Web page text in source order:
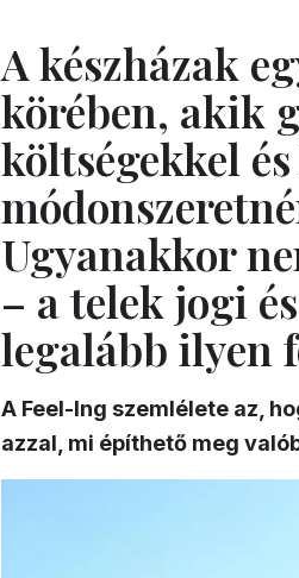
A készházak
körében, akik
költségekkel
Ugyanakkor
– a telek jogi
legalább ilyen
A Feel-Ing szemlélete az,
azzal, mi építhető meg